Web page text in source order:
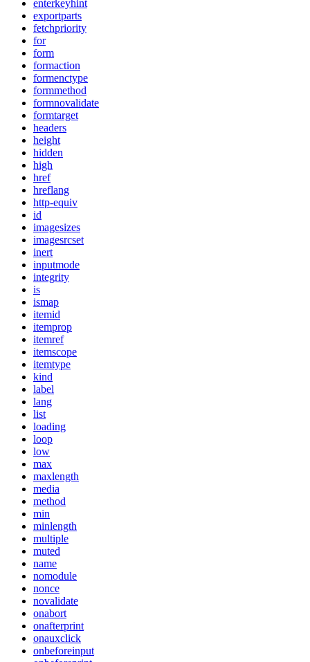
enterkeyhint
exportparts
fetchpriority
for
form
formaction
formenctype
formmethod
formnovalidate
formtarget
headers
height
hidden
high
href
hreflang
http-equiv
id
imagesizes
imagesrcset
inert
inputmode
integrity
is
ismap
itemid
itemprop
itemref
itemscope
itemtype
kind
label
lang
list
loading
loop
low
max
maxlength
media
method
min
minlength
multiple
muted
name
nomodule
nonce
novalidate
onabort
onafterprint
onauxclick
onbeforeinput